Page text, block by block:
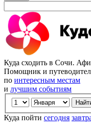
Куда сходить в Сочи.
Помощник и
по интересным местам
и лучшим событиям
Куда пойти сегодня